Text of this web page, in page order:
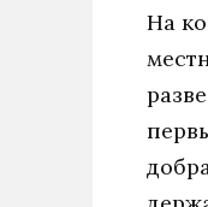
На